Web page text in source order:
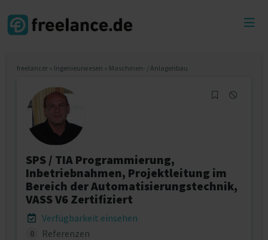
freelancer » Ingenieurwesen » Maschinen- / Anlagenbau
SPS / TIA Programmierung,
Inbetriebnahmen, Projektleitung im
Bereich der Automatisierungstechnik,
VASS V6 Zertifiziert
Verfügbarkeit einsehen
0 Referenzen